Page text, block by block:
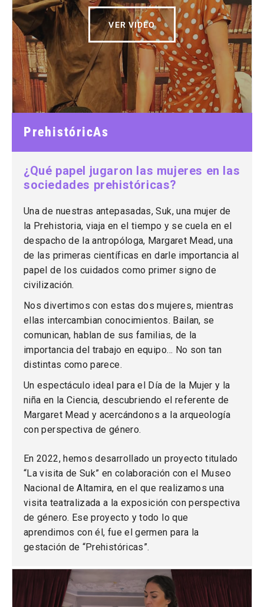
VER VIDEO
PrehistóricAs
¿Qué papel jugaron las mujeres en las
sociedades prehistóricas?
Una de nuestras antepasadas, Suk, una mujer de
la Prehistoria, viaja en el tiempo y se cuela en el
despacho de la antropóloga, Margaret Mead, una
de las primeras científicas en darle importancia al
papel de los cuidados como primer signo de
civilización.
Nos divertimos con estas dos mujeres, mientras
ellas intercambian conocimientos. Bailan, se
comunican, hablan de sus familias, de la
importancia del trabajo en equipo… No son tan
distintas como parece.
Un espectáculo ideal para el Día de la Mujer y la
niña en la Ciencia, descubriendo el referente de
Margaret Mead y acercándonos a la arqueología
con perspectiva de género.
En 2022, hemos desarrollado un proyecto titulado
“La visita de Suk” en colaboración con el Museo
Nacional de Altamira, en el que realizamos una
visita teatralizada a la exposición con perspectiva
de género. Ese proyecto y todo lo que
aprendimos con él, fue el germen para la
gestación de “Prehistóricas”.